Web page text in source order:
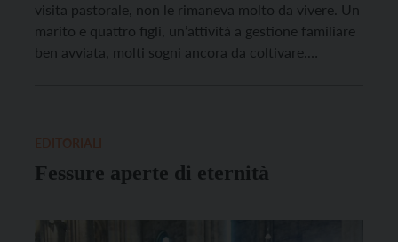
visita pastorale, non le rimaneva molto da vivere. Un
marito e quattro figli, un’attività a gestione familiare
ben avviata, molti sogni ancora da coltivare.
Fessure aperte di eternità